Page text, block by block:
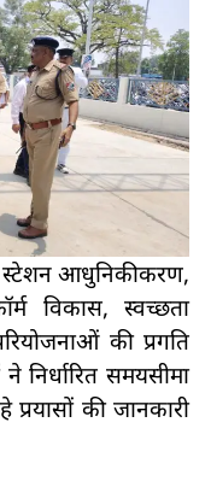
स्टेशन आधुनिकीकरण,
विकास, स्वच्छता
की प्रगति
निर्धारित समयसीमा
की जानकारी